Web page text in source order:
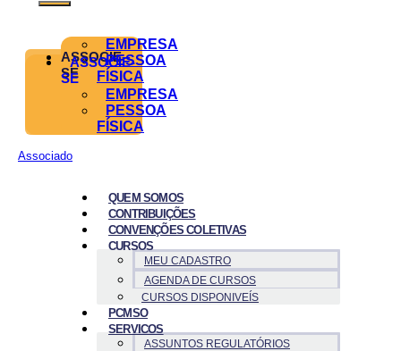
ASSOCIE-
SE
EMPRESA
PESSOA
FÍSICA
ASSOCIE-
SE
EMPRESA
PESSOA
FÍSICA
Associado
QUEM SOMOS
CONTRIBUIÇÕES
CONVENÇÕES COLETIVAS
CURSOS
MEU CADASTRO
AGENDA DE CURSOS
CURSOS DISPONIVEÍS
PCMSO
SERVICOS
ASSUNTOS REGULATÓRIOS